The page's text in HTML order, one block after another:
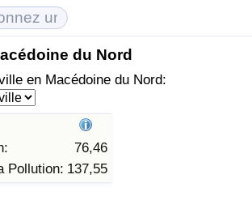
du Nord
en Macédoine du Nord:
76,46
Pollution: 137,55
la Vie (Actuel)
la Vie
la vie par pays
l'immobilier (Actuel)
l'immobilier
l'immobilier par Pays
de Vie
de Vie (Actuel)
de vie par pays